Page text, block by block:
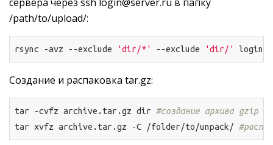
/path/to/upload/:
rsync -avz --exclude 'dir/*' --exclude 'dir/'
Создание и распаковка tar.gz:
tar -cvfz archive.tar.gz dir #создание архива gzip
tar xvfz archive.tar.gz -C /folder/to/unpack/